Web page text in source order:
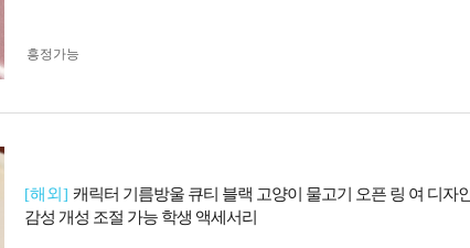
흥정가능
[해외] 캐릭터 기름방울 큐티 블랙 고양이 물고기 오픈 링 여 디자인
감성 개성 조절 가능 학생 액세서리